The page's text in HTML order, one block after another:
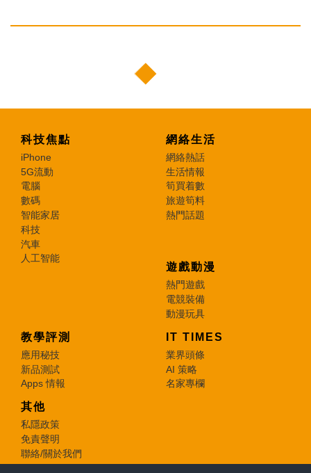
科技焦點
iPhone
5G流動
電腦
數碼
智能家居
科技
汽車
人工智能
網絡生活
網絡熱話
生活情報
筍買着數
旅遊筍料
熱門話題
遊戲動漫
熱門遊戲
電競裝備
動漫玩具
教學評測
應用秘技
新品測試
Apps 情報
IT TIMES
業界頭條
AI 策略
名家專欄
其他
私隱政策
免責聲明
聯絡/關於我們